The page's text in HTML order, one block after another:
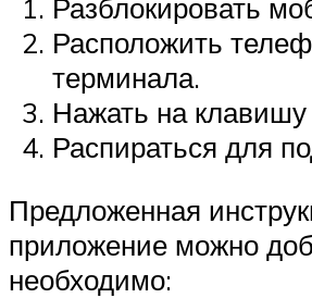
Разблокировать
Расположить
терминала.
Нажать на клавишу
Распираться для
Предложенная
приложение можно
необходимо: